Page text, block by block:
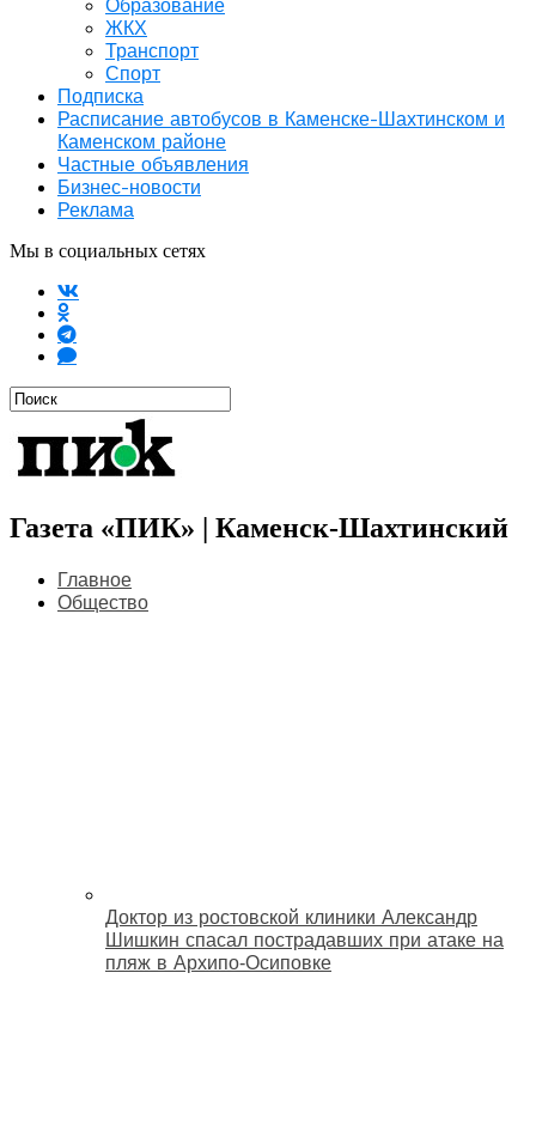
Образование
ЖКХ
Транспорт
Спорт
Подписка
Расписание автобусов в Каменске-Шахтинском и
Каменском районе
Частные объявления
Бизнес-новости
Реклама
Мы в социальных сетях
Газета «ПИК» | Каменск-Шахтинский
Главное
Общество
Доктор из ростовской клиники Александр
Шишкин спасал пострадавших при атаке на
пляж в Архипо‑Осиповке